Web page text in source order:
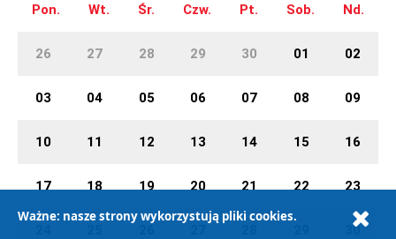
Pon. Wt. Śr. Czw. Pt. Sob. Nd.
26 27 28 29 30 01 02
03 04 05 06 07 08 09
10 11 12 13 14 15 16
17 18 19 20 21 22 23
30
Ważne: nasze strony wykorzystują pliki cookies.